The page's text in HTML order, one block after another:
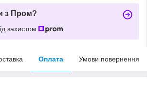
з Пром?
захистом
Оплата Умови повернення